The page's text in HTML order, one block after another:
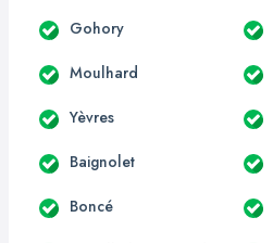
Gohory
Moulhard
Yèvres
Baignolet
Boncé